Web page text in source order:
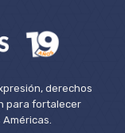
derechos
para fortalecer